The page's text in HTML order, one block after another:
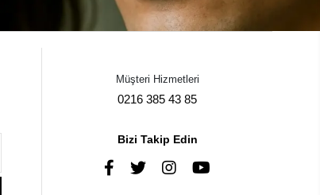
Müşteri Hizmetleri
0216 385 43 85
Bizi Takip Edin